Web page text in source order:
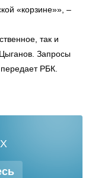
«корзине»», –
так и
Запросы
РБК.